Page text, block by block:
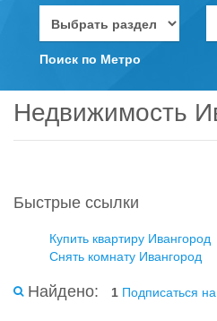
Поиск по Метро
Недвижимость
Быстрые ссылки
Купить квартиру Ивангород
Снять комнату Ивангород
Найдено: 1 Подписаться